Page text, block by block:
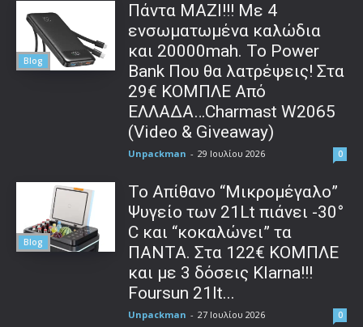
Blog
Πάντα ΜΑΖΙ!!! Με 4
ενσωματωμένα καλώδια
και 20000mah. Το Power
Bank Που θα λατρέψεις! Στα
29€ ΚΟΜΠΛΕ Από
ΕΛΛΑΔΑ…Charmast W2065
(Video & Giveaway)
Unpackman - 29 Ιουλίου 2026 0
Blog
Το Απίθανο “Μικρομέγαλο”
Ψυγείο των 21Lt πιάνει -30°
C και “κοκαλώνει” τα
ΠΑΝΤΑ. Στα 122€ ΚΟΜΠΛΕ
και με 3 δόσεις Klarna!!!
Foursun 21lt...
Unpackman - 27 Ιουλίου 2026 0